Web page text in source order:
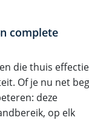
complete
die thuis
Of je nu net
deze
op elk